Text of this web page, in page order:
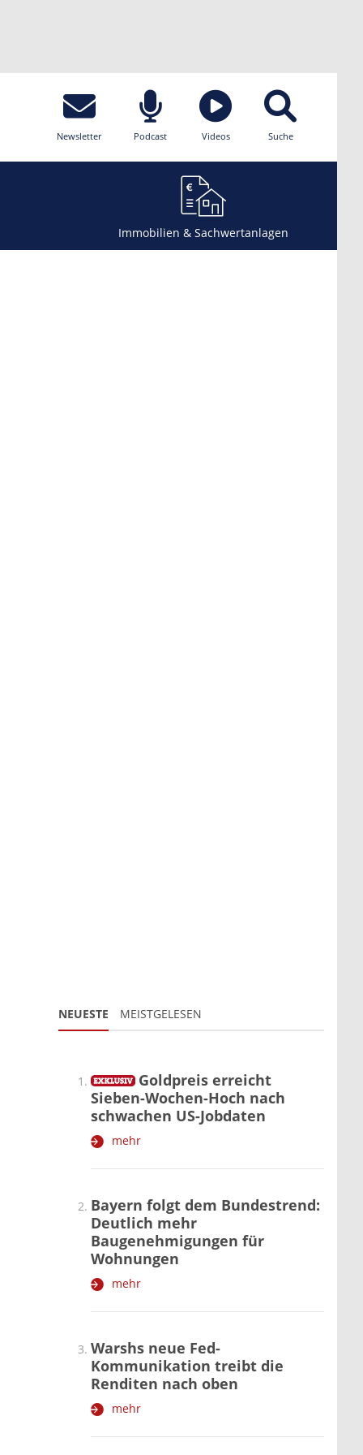
Newsletter Podcast Videos Suche
Immobilien & Sachwertanlagen
NEUESTE MEISTGELESEN
Goldpreis erreicht
Sieben-Wochen-Hoch nach
schwachen US-Jobdaten
mehr
Bayern folgt dem Bundestrend:
Deutlich mehr
Baugenehmigungen für
Wohnungen
mehr
Warshs neue Fed-
Kommunikation treibt die
Renditen nach oben
mehr